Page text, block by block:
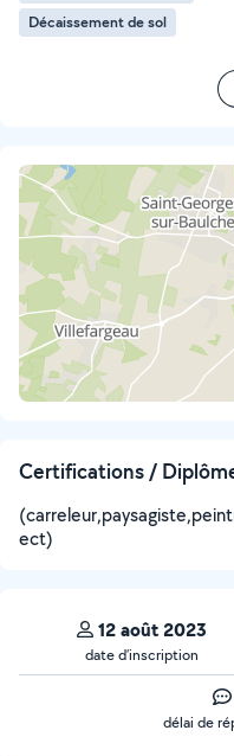
Décaissement de sol
Certifications /
ect)
12 août 2023
date d’inscription
délai de